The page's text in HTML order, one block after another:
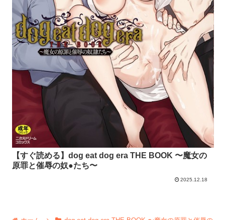
【すぐ読める】dog eat dog era THE BOOK 〜魔女の
原罪と催辱の奴●たち〜
2025.12.18